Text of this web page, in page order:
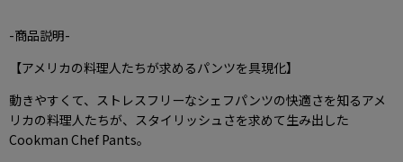
-商品説明-
【アメリカの料理人たちが求めるパンツを具現化】
動きやすくて、ストレスフリーなシェフパンツの快適さを知るアメ
リカの料理人たちが、スタイリッシュさを求めて生み出した
Cookman Chef Pants。